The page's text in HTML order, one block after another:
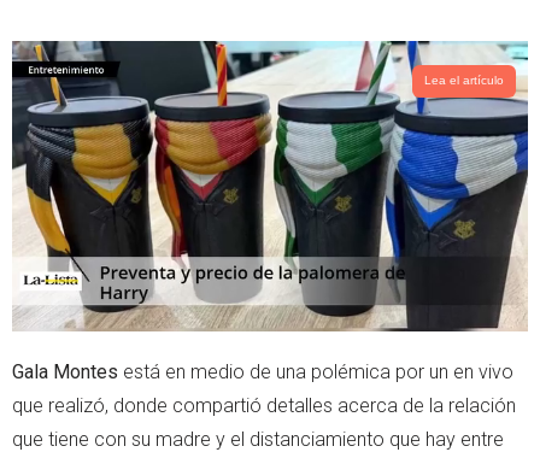
i
t
t
e
r
a
t
s
a
p
p
Lea el artículo
Gala Montes está en medio de una polémica por un en vivo
que realizó, donde compartió detalles acerca de la relación
que tiene con su madre y el distanciamiento que hay entre